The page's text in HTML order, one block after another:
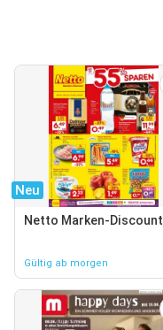
Neu
Netto Marken-Discount
Gültig ab morgen